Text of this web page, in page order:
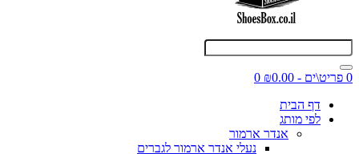
0 פריט\ים - ₪0.00
0
דף הבית
לפי מותג
אנדר ארמור
נעלי אנדר ארמור לגברים